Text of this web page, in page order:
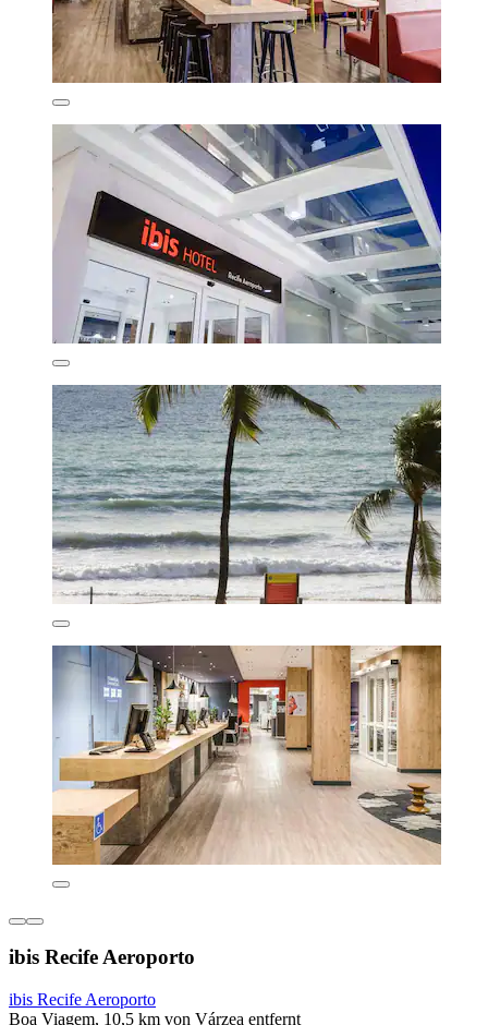
ibis Recife Aeroporto
ibis Recife Aeroporto
Boa Viagem, 10,5 km von Várzea entfernt